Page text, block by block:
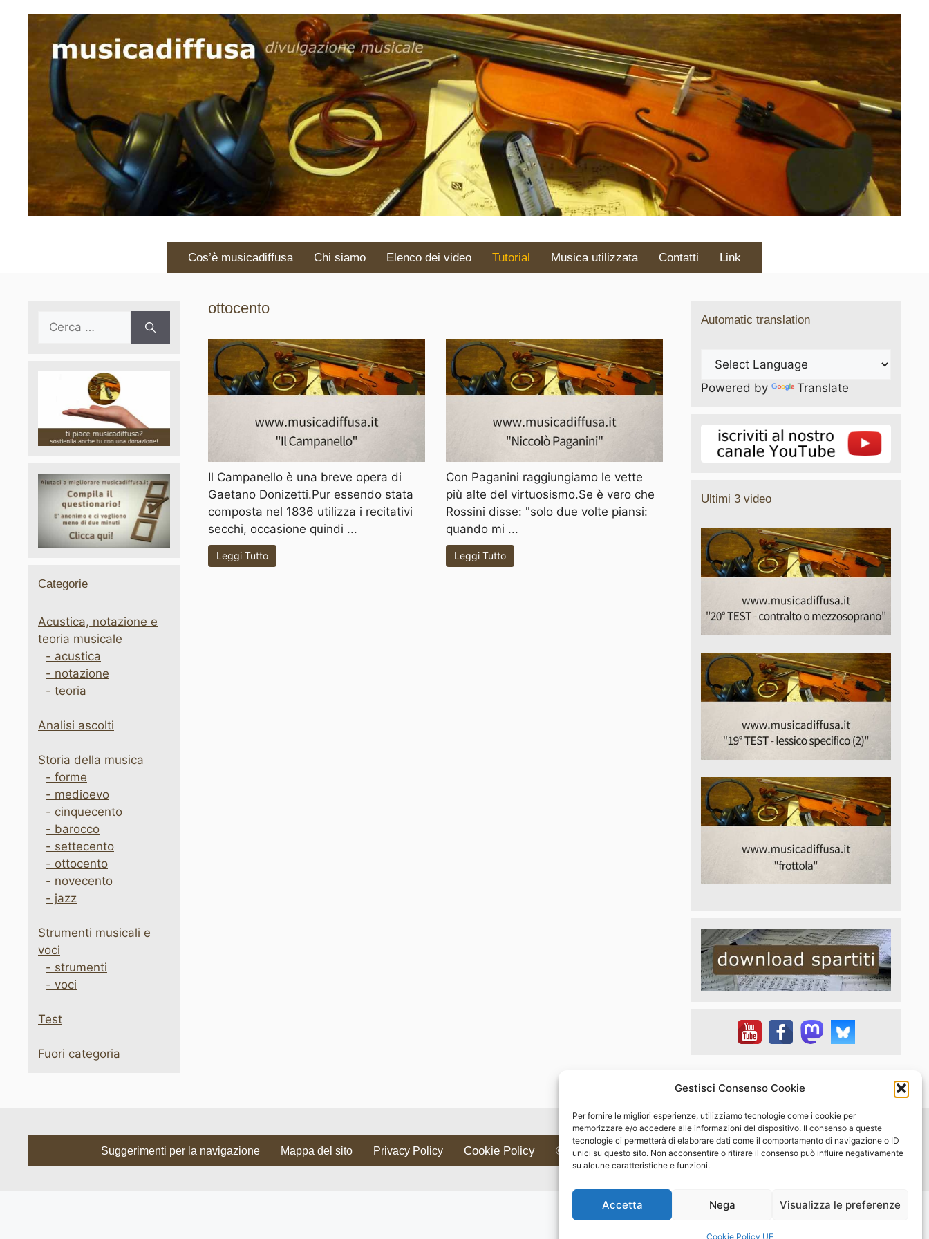
Gestisci Consenso Cookie
Per fornire le migliori esperienze, utilizziamo tecnologie come i cookie per
memorizzare e/o accedere alle informazioni del dispositivo. Il consenso a queste
tecnologie ci permetterà di elaborare dati come il comportamento di navigazione o ID
unici su questo sito. Non acconsentire o ritirare il consenso può influire negativamente
su alcune caratteristiche e funzioni.
Accetta Nega Visualizza le preferenze
Cookie Policy UE
contenuto
Cos’è musicadiffusa Chi siamo Elenco dei video Tutorial Musica utilizzata Contatti Link
ottocento
Il Campanello è una breve opera di
Gaetano Donizetti.Pur essendo stata
composta nel 1836 utilizza i recitativi
secchi, occasione quindi ...
Leggi Tutto
Con Paganini raggiungiamo le vette
più alte del virtuosismo.Se è vero che
Rossini disse: "solo due volte piansi:
quando mi ...
Leggi Tutto
Ricerca
Categorie
Acustica, notazione e
teoria musicale
- acustica
- notazione
- teoria
Analisi ascolti
Storia della musica
- forme
- medioevo
- cinquecento
- barocco
- settecento
- ottocento
- novecento
- jazz
Strumenti musicali e
voci
- strumenti
- voci
Test
Fuori categoria
Automatic translation
Powered by Translate
Ultimi 3 video
Suggerimenti per la navigazione Mappa del sito Privacy Policy Cookie Policy © 2016-2026 www.musicadiffusa.it - Tutti i diritti riservati